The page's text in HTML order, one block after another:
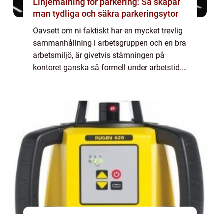
man tydliga och säkra parkeringsytor
Oavsett om ni faktiskt har en mycket trevlig
sammanhållning i arbetsgruppen och en bra
arbetsmiljö, är givetvis stämningen på
kontoret ganska så formell under arbetstid.